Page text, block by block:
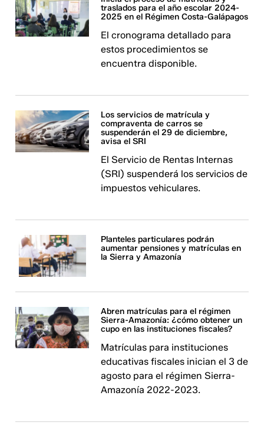
traslados para el año escolar 2024-
2025 en el Régimen Costa-Galápagos
El cronograma detallado para
estos procedimientos se
encuentra disponible.
Los servicios de matrícula y
compraventa de carros se
suspenderán el 29 de diciembre,
avisa el SRI
El Servicio de Rentas Internas
(SRI) suspenderá los servicios de
impuestos vehiculares.
Planteles particulares podrán
aumentar pensiones y matrículas en
la Sierra y Amazonía
Abren matrículas para el régimen
Sierra-Amazonía: ¿cómo obtener un
cupo en las instituciones fiscales?
Matrículas para instituciones
educativas fiscales inician el 3 de
agosto para el régimen Sierra-
Amazonía 2022-2023.